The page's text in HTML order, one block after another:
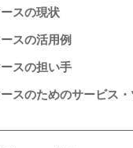
スの現状
スの活用例
スの担い手
スのためのサービス